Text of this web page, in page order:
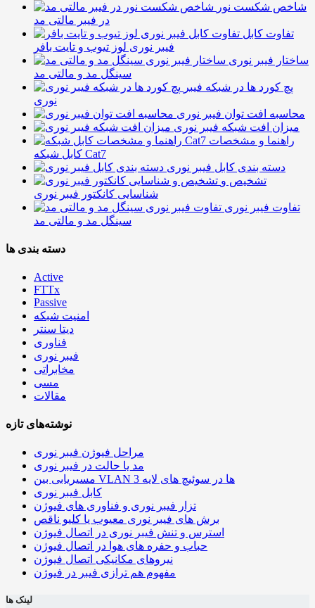
شاخص شکست نور
در فیبر مالتی مد
تفاوت کابل
فیبر نوری لوز تیوب و تایت بافر
ساختار فیبر نوری
سینگل مد و مالتی مد
پچ کورد ها در شبکه فیبر
نوری
محاسبه افت توان فیبر نوری
میزان افت شبکه فیبر نوری
راهنما و مشخصات
کابل شبکه Cat7
دسته بندی کابل فیبر نوری
تشخیص و
شناسایی کانکتور فیبر نوری
تفاوت فیبر نوری
سینگل مد و مالتی مد
دسته بندی ها
Active
FTTx
Passive
امنیت شبکه
دیتا سنتر
فناوری
فیبر نوری
مخابراتی
مسی
مقالات
نوشته‌های تازه
مراحل فیوژن فیبر نوری
مد یا حالت در فیبر نوری
مسیریابی بین VLAN ها در سوئیچ های لایه 3
کابل فیبر نوری
تزار فیبر نوری و فناوری های فیوژن
برش های فیبر نوری معیوب یا کلیو ناقص
استرس و تنش فیبر نوری در اتصال فیوژن
حباب و حفره‌ های هوا در اتصال فیوژن
نیروهای مکانیکی اتصال فیوژن
مفهوم هم ترازی فیبر در فیوژن
لینک ها